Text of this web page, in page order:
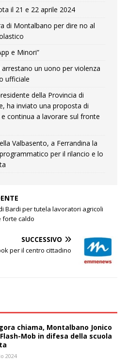
il 21 e 22 aprile 2024
di Montalbano per dire no al
e Minori”
arrestano un uono per violenza
ufficiale
della Provincia di
ha inviato una proposta di
continua a lavorare sul fronte
Valbasento, a Ferrandina la
per il rilancio e lo
Bardi per tutela lavoratori agricoli
forte caldo
SUCCESSIVO
per il centro cittadino
chiama, Montalbano Jonico
Mob in difesa della scuola
2024